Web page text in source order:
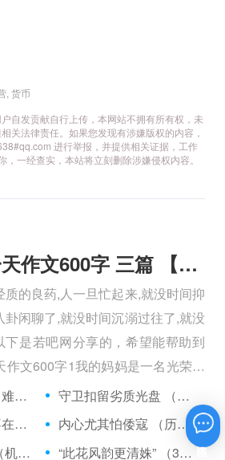
货币
自发贡献自行上传，本网站不拥有所有权，未
关法律责任。如果您发现有涉嫌版权的内容，
进行举报，并提供相关证据，工作
，一经查实，本站将立刻删除涉嫌侵权内容。
妈妈忙碌的一天作文600字 三篇 【600字】
的良药,人一旦忙起来,就没时间抑
闲聊了,就没时间沉溺过往了,就没
下是若吧网分享的，希望能帮助到
作文600字1我的妈妈是一名光荣的
完的事情。
状子递与开封府，难忍怒气心中生 （5字口语）
守卫扣留劣质光盘 （5字常言）
矮脚虎、病关索不在，智多星、行者前往此处 （七字俗语）
内心尤其怕倭寇 （历法用语一卷帘）
干活决策皆在行 （机构简称二）
“此花风韵更清姝” （3字手机品牌）